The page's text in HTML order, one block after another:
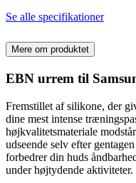
Se alle specifikationer
Mere om produktet
EBN urrem til
Fremstillet af silikone, der
dine mest intense
højkvalitetsmateriale
udseende selv efter
forbedrer din huds
under højtydende aktiviteter.